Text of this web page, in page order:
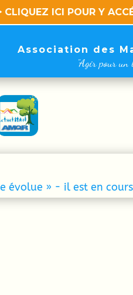
Y ACCÉDER <<
Association des
"Agir pour
évolue » - il est en